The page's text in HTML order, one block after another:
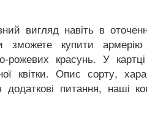
вигляд навіть в
зможете купити
рожевих красунь. У
квітки. Опис сорту,
питання, наші